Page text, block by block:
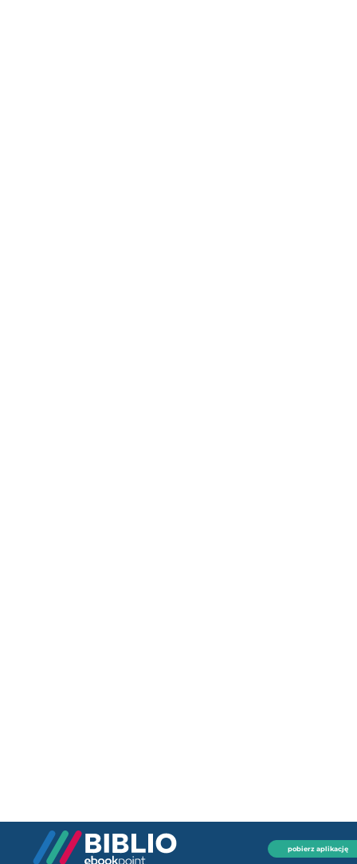
pobierz aplikację